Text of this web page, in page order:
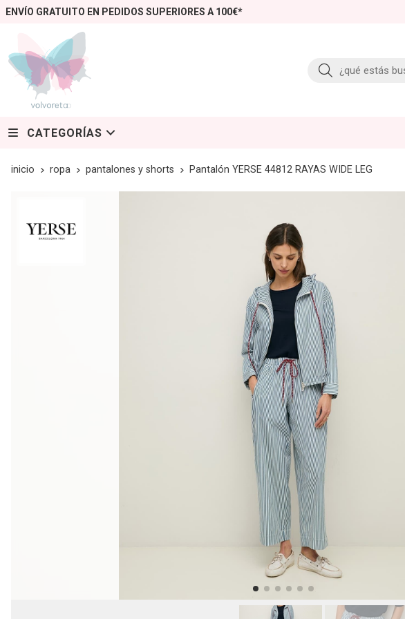
ENVÍO GRATUITO EN PEDIDOS SUPERIORES A 100€*
Buscar
CATEGORÍAS
inicio ropa pantalones y shorts Pantalón YERSE 44812 RAYAS WIDE LEG